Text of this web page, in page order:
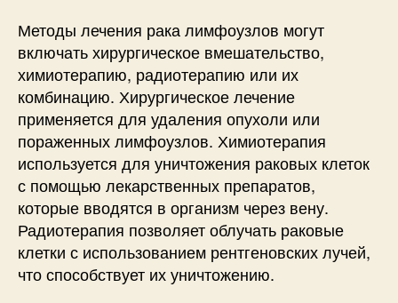
Методы лечения рака лимфоузлов могут
включать хирургическое вмешательство,
химиотерапию, радиотерапию или их
комбинацию. Хирургическое лечение
применяется для удаления опухоли или
пораженных лимфоузлов. Химиотерапия
используется для уничтожения раковых клеток
с помощью лекарственных препаратов,
которые вводятся в организм через вену.
Радиотерапия позволяет облучать раковые
клетки с использованием рентгеновских лучей,
что способствует их уничтожению.